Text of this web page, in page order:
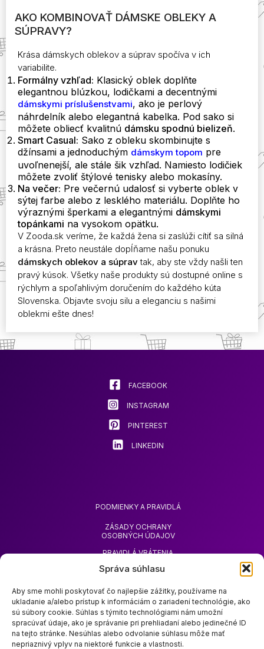
Správa súhlasu
Aby sme mohli poskytovať čo najlepšie zážitky, používame na
ukladanie a/alebo prístup k informáciám o zariadení technológie, ako
sú súbory cookie. Súhlas s týmito technológiami nám umožní
spracúvať údaje, ako je správanie pri prehliadaní alebo jedinečné ID
na tejto stránke. Nesúhlas alebo odvolanie súhlasu môže mať
nepriaznivý vplyv na niektoré funkcie a vlastnosti.
AKO KOMBINOVAŤ DÁMSKE OBLEKY A
SÚPRAVY?
Krása dámskych oblekov a súprav spočíva v ich
variabilite.
Formálny vzhľad: Klasický oblek doplňte
elegantnou blúzkou, lodičkami a decentnými
dámskymi príslušenstvami, ako je perlový
náhrdelník alebo elegantná kabelka. Pod sako si
môžete obliecť kvalitnú dámsku spodnú bielizeň.
Smart Casual: Sako z obleku skombinujte s
džínsami a jednoduchým dámskym topom pre
uvoľnenejší, ale stále šik vzhľad. Namiesto lodičiek
môžete zvoliť štýlové tenisky alebo mokasíny.
Na večer: Pre večernú udalosť si vyberte oblek v
sýtej farbe alebo z lesklého materiálu. Doplňte ho
výraznými šperkami a elegantnými dámskymi
topánkami na vysokom opätku.
V Zooda.sk veríme, že každá žena si zaslúži cítiť sa silná
a krásna. Preto neustále dopĺňame našu ponuku
dámskych oblekov a súpravtak, aby ste vždy našli ten
pravý kúsok. Všetky naše produkty sú dostupné online s
rýchlym a spoľahlivým doručením do každého kúta
Slovenska. Objavte svoju silu a eleganciu s našimi
oblekmi ešte dnes!
FACEBOOK
INSTAGRAM
PINTEREST
LINKEDIN
PODMIENKY A PRAVIDLÁ
ZÁSADY OCHRANY
OSOBNÝCH ÚDAJOV
PRAVIDLÁ VRÁTENIA
PEŇAZÍ